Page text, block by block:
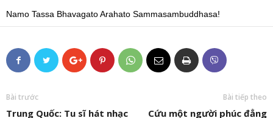
Namo Tassa Bhavagato Arahato Sammasambuddhasa!
Bài trước
Trung Quốc: Tu sĩ hát nhạc
Bài tiếp theo
Cứu một người phúc đẳng